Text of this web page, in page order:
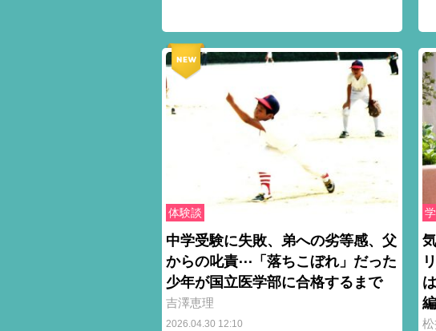
体験談
中学受験に失敗、弟への劣等感、父
からの叱責⋯「落ちこぼれ」だった
少年が国立医学部に合格するまで
吉澤恵理
2026.04.30 12:10
編
松